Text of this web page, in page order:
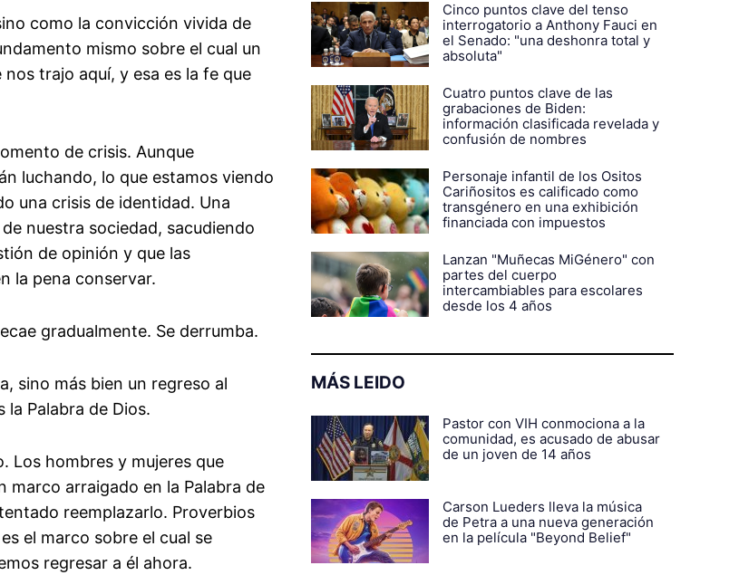
como la convicción vivida de
mismo sobre el cual un
trajo aquí, y esa es la fe que
de crisis. Aunque
luchando, lo que estamos viendo
una crisis de identidad. Una
nuestra sociedad, sacudiendo
de opinión y que las
la pena conservar.
gradualmente. Se derrumba.
sino más bien un regreso al
Palabra de Dios.
Los hombres y mujeres que
arraigado en la Palabra de
reemplazarlo. Proverbios
el marco sobre el cual se
regresar a él ahora.
Cinco puntos clave del tenso
interrogatorio a Anthony Fauci en
el Senado: "una deshonra total y
absoluta"
Cuatro puntos clave de las
grabaciones de Biden:
información clasificada revelada y
confusión de nombres
Personaje infantil de los Ositos
Cariñositos es calificado como
transgénero en una exhibición
financiada con impuestos
Lanzan "Muñecas MiGénero" con
partes del cuerpo
intercambiables para escolares
desde los 4 años
MÁS LEIDO
Pastor con VIH conmociona a la
comunidad, es acusado de abusar
de un joven de 14 años
Carson Lueders lleva la música
de Petra a una nueva generación
en la película "Beyond Belief"